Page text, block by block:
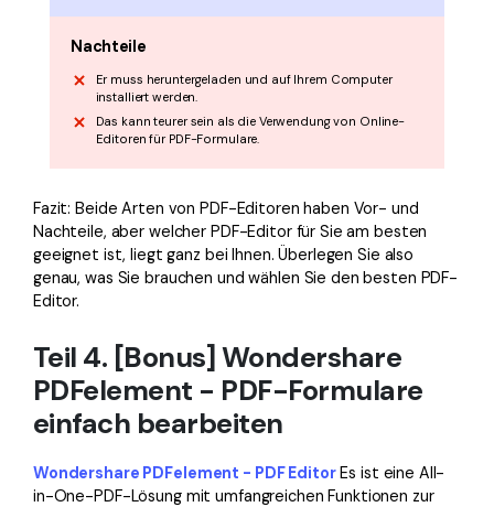
Nachteile
Er muss heruntergeladen und auf Ihrem Computer
installiert werden.
Das kann teurer sein als die Verwendung von Online-
Editoren für PDF-Formulare.
Fazit: Beide Arten von PDF-Editoren haben Vor- und
Nachteile, aber welcher PDF-Editor für Sie am besten
geeignet ist, liegt ganz bei Ihnen. Überlegen Sie also
genau, was Sie brauchen und wählen Sie den besten PDF-
Editor.
Teil 4. [Bonus] Wondershare
PDFelement - PDF-Formulare
einfach bearbeiten
Wondershare PDFelement - PDF EditorEs ist eine All-
in-One-PDF-Lösung mit umfangreichen Funktionen zur